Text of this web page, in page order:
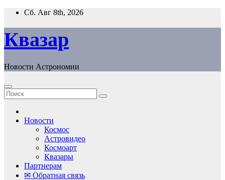
Перейти
содержанию
Сб. Авг 8th, 2026
Квазар
Новости Астрономии
Новости
Космос
Астровидео
Космоарт
Квазары
Партнерам
✉ Обратная связь